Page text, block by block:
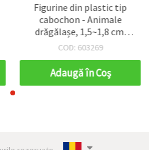
Figurine din plastic tip
cabochon - Animale
drăgălașe, 1,5~1,8 cm,
designuri mixte - 10 buc
COD: 603269
Adaugă în Coş